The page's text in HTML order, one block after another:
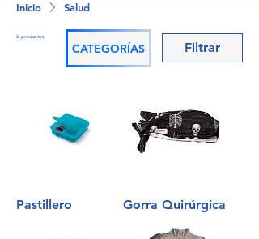
Inicio Salud
6 productos
Filtrar
Pastillero Gorra Quirúrgica
CATEGORÍAS